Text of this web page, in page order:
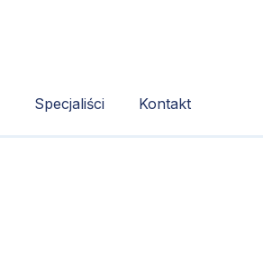
Specjaliści Kontakt